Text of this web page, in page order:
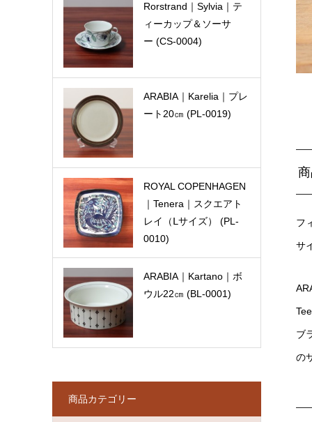
フ
サ
ブ
の
Rorstrand｜Sylvia｜テ
ィーカップ＆ソーサ
ー (CS-0004)
ARABIA｜Karelia｜プレ
ート20㎝ (PL-0019)
ROYAL COPENHAGEN
｜Tenera｜スクエアト
レイ（Ⅼサイズ） (PL-
0010)
ARABIA｜Kartano｜ボ
ウル22㎝ (BL-0001)
商品カテゴリー